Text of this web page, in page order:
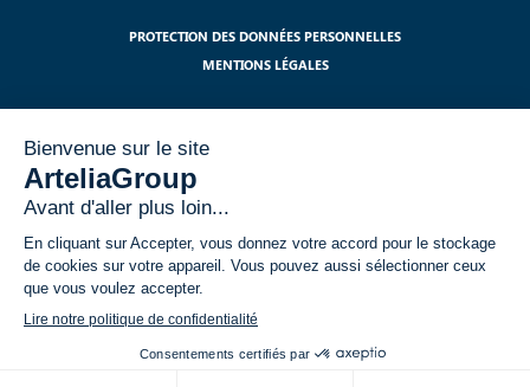
PROTECTION DES DONNÉES PERSONNELLES
MENTIONS LÉGALES
S'ABONNER À NOTRE NEWSLETTER
J'ai lu et j'accepte les mentions légales relatives à l'utilisation de mes